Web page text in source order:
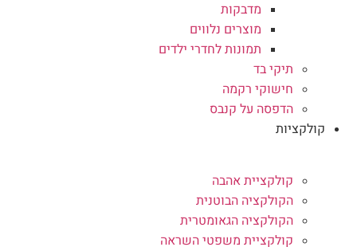
מדבקות
מוצרים נלווים
תמונות לחדרי ילדים
תיקי בד
חישוקי רקמה
הדפסה על קנבס
קולקציות
קולקציית אהבה
הקולקציה הבוטנית
הקולקציה הגאומטרית
קולקציית משפטי השראה